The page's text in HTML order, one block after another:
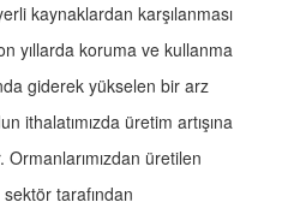
kaynaklardan karşılanması
yıllarda koruma ve kullanma
giderek yükselen bir arz
ithalatımızda üretim artışına
üretilen
tarafından